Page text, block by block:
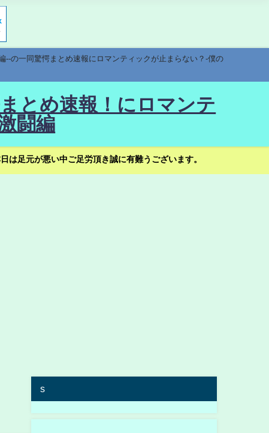
の一同驚愕まとめ速報にロマンティックが止まらない？-僕の
とめ速報！にロマンテ
闘編
は足元が悪い中ご足労頂き誠に有難うございます。
s